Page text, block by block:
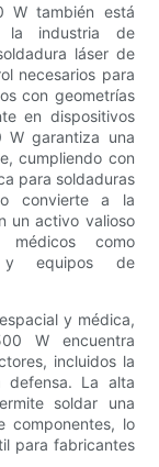
W también está
la industria de
láser de
necesarios para
con geometrías
en dispositivos
W garantiza una
cumpliendo con
para soldaduras
convierte a la
un activo valioso
como
y equipos de
y médica,
W encuentra
incluidos la
defensa. La alta
soldar una
componentes, lo
para fabricantes